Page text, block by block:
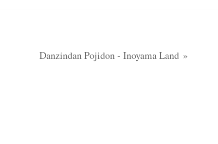
Danzindan Pojidon - Inoyama Land